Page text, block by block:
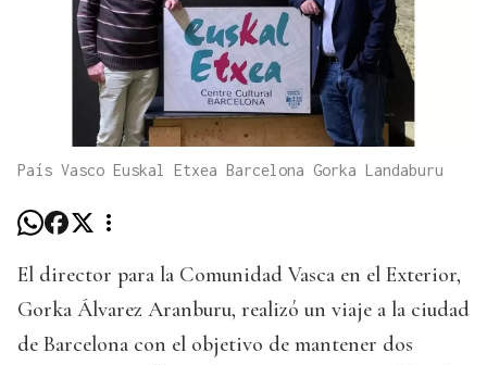
País Vasco Euskal Etxea Barcelona Gorka Landaburu
El director para la Comunidad Vasca en el Exterior,
Gorka Álvarez Aranburu, realizó un viaje a la ciudad
de Barcelona con el objetivo de mantener dos